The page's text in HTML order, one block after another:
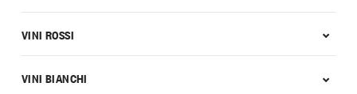
VINI ROSSI
VINI BIANCHI